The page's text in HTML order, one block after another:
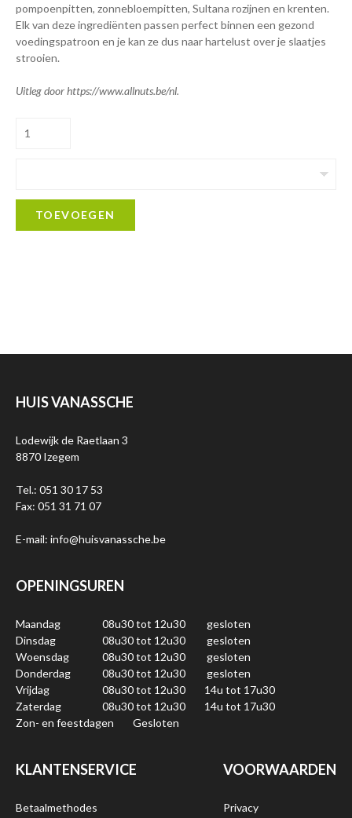
pompoenpitten, zonnebloempitten, Sultana rozijnen en krenten.
Elk van deze ingrediënten passen perfect binnen een gezond
voedingspatroon en je kan ze dus naar hartelust over je slaatjes
strooien.
Uitleg door https://www.allnuts.be/nl.
TOEVOEGEN
HUIS VANASSCHE
Lodewijk de Raetlaan 3
8870 Izegem
Tel.: 051 30 17 53
Fax: 051 31 71 07
E-mail: info@huisvanassche.be
OPENINGSUREN
Maandag 08u30 tot 12u30
gesloten
Dinsdag
08u30 tot 12u30
gesloten
Woensdag
08u30 tot 12u30
gesloten
Donderdag
08u30 tot 12u30
gesloten
Vrijdag
08u30 tot 12u30
14u tot 17u30
Zaterdag
08u30 tot 12u30
14u tot 17u30
Zon- en feestdagen
Gesloten
KLANTENSERVICE
Betaalmethodes
VOORWAARDEN
Privacy